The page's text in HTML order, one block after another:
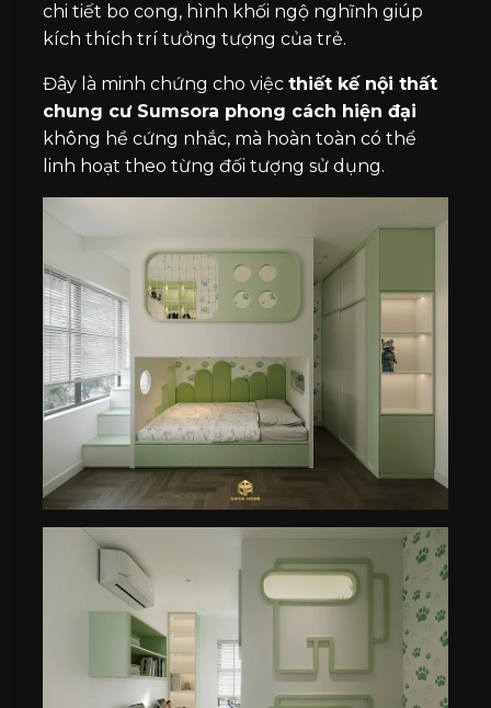
chi tiết bo cong, hình khối ngộ nghĩnh giúp
kích thích trí tưởng tượng của trẻ.
Đây là minh chứng cho việc thiết kế nội thất
chung cư Sumsora phong cách hiện đại
không hề cứng nhắc, mà hoàn toàn có thể
linh hoạt theo từng đối tượng sử dụng.